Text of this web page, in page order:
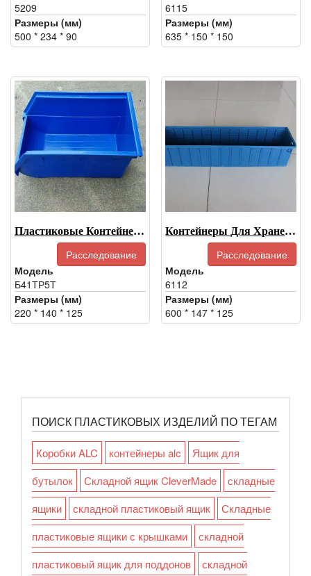
5209
Размеры (мм)
500 * 234 * 90
6115
Размеры (мм)
635 * 150 * 150
Пластиковые Контейнеры Для Кубической Полки-B4#
Расследование
Модель
Б41ТР5Т
Размеры (мм)
220 * 140 * 125
Контейнеры Для Хранения Деталей-6112
Расследование
Модель
6112
Размеры (мм)
600 * 147 * 125
ПОИСК ПЛАСТИКОВЫХ ИЗДЕЛИЙ ПО ТЕГАМ
Коробки ALC контейнеры alc
Ящик для
бутылок
Складной ящик CleverMade
складные
ящики
складной пластиковый ящик
Складные
пластиковые ящики с крышками
складной
пластиковый ящик для поддонов
складной